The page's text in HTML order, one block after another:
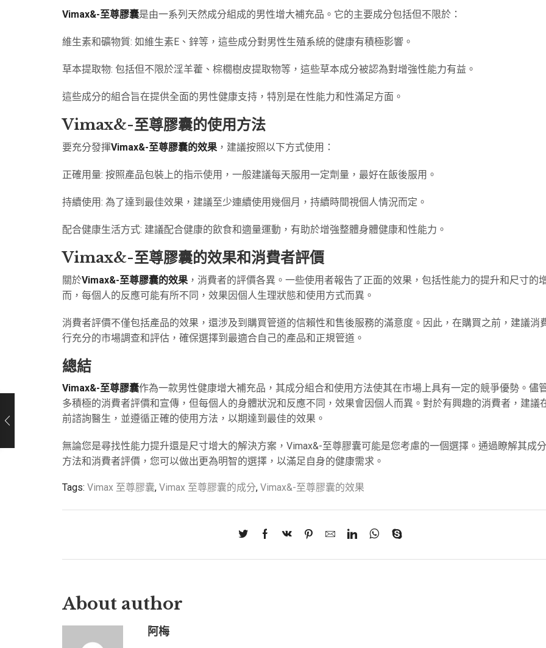
Vimax&-至尊膠囊是由一系列天然成分組成的男性增大補充品。它的主要成分包括但不限於：
維生素和礦物質: 如維生素E、鋅等，這些成分對男性生殖系統的健康有積極影響。
草本提取物: 包括但不限於淫羊藿、棕櫚樹皮提取物等，這些草本成分被認為對增強性能力有益。
這些成分的組合旨在提供全面的男性健康支持，特別是在性能力和性滿足方面。
Vimax&-至尊膠囊的使用方法
要充分發揮Vimax&-至尊膠囊的效果 ，建議按照以下方式使用：
正確用量: 按照產品包裝上的指示使用，一般建議每天服用一定劑量，最好在飯後服用。
持續使用: 為了達到最佳效果，建議至少連續使用幾個月，持續時間視個人情況而定。
配合健康生活方式: 建議配合健康的飲食和適量運動，有助於增強整體身體健康和性能力。
Vimax&-至尊膠囊的效果和消費者評價
關於Vimax&-至尊膠囊的效果 ，消費者的評價各異。一些使用者報告了正面的效果，包括性能力的提升和尺寸的
而，每個人的反應可能有所不同，效果因個人生理狀態和使用方式而異。
消費者評價不僅包括產品的效果，還涉及到購買管道的信賴性和售後服務的滿意度。因此，在購買之前，建議消
行充分的市場調查和評估，確保選擇到最適合自己的產品和正規管道。
總結
Vimax&-至尊膠囊作為一款男性健康增大補充品，其成分組合和使用方法使其在市場上具有一定的競爭優勢。儘
多積極的消費者評價和宣傳，但每個人的身體狀況和反應不同，效果會因個人而異。對於有興趣的消費者，建議
前諮詢醫生，並遵循正確的使用方法，以期達到最佳的效果。
無論您是尋找性能力提升還是尺寸增大的解決方案，Vimax&-至尊膠囊可能是您考慮的一個選擇。通過瞭解其成
方法和消費者評價，您可以做出更為明智的選擇，以滿足自身的健康需求。
Tags: Vimax 至尊膠囊, Vimax 至尊膠囊的成分, Vimax&-至尊膠囊的效果
About author
阿梅